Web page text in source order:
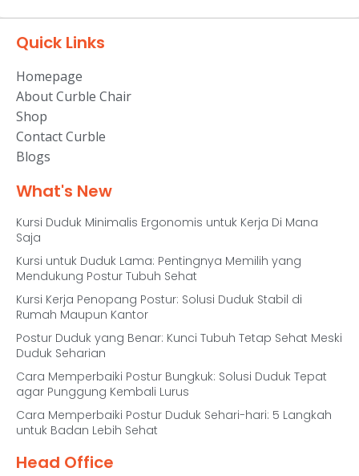
Quick Links
Homepage
About Curble Chair
Shop
Contact Curble
Blogs
What's New
Kursi Duduk Minimalis Ergonomis untuk Kerja Di Mana
Saja
Kursi untuk Duduk Lama: Pentingnya Memilih yang
Mendukung Postur Tubuh Sehat
Kursi Kerja Penopang Postur: Solusi Duduk Stabil di
Rumah Maupun Kantor
Postur Duduk yang Benar: Kunci Tubuh Tetap Sehat Meski
Duduk Seharian
Cara Memperbaiki Postur Bungkuk: Solusi Duduk Tepat
agar Punggung Kembali Lurus
Cara Memperbaiki Postur Duduk Sehari-hari: 5 Langkah
untuk Badan Lebih Sehat
Head Office